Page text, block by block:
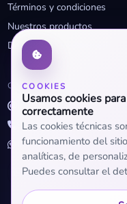
COOKIES
Usamos cookies
correctamente
Las cookies técnicas
funcionamiento del
analíticas, de
Puedes consultar el
Términos y condiciones
Nuestros productos
Descuentos profesionales
CONTACTO
info@openclima.com
919 32 73 23
+34 623 56 04 93